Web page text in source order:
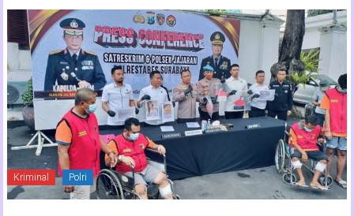
Timur
Media
Online
Jawa
Timur
Kriminal Polri